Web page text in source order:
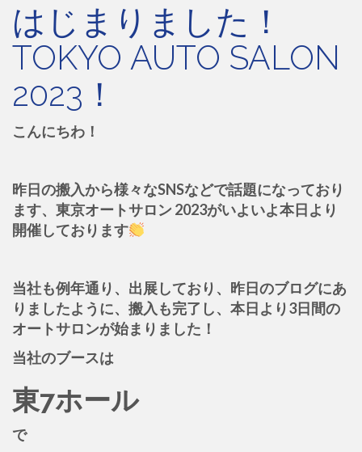
はじまりました！
TOKYO AUTO SALON
2023！
こんにちわ！
昨日の搬入から様々なSNSなどで話題になっており
ます、東京オートサロン 2023がいよいよ本日より
開催しております
当社も例年通り、出展しており、昨日のブログにあ
りましたように、搬入も完了し、本日より3日間の
オートサロンが始まりました！
当社のブースは
東7ホール
で